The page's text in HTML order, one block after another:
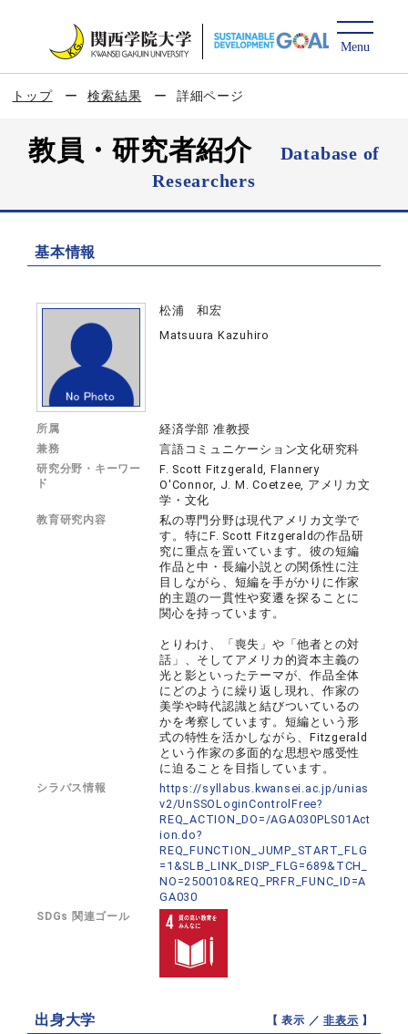
トップ 検索結果 詳細ページ
教員・研究者紹介
Database of
Researchers
基本情報
松浦 和宏
Matsuura Kazuhiro
所属 経済学部 准教授
兼務 言語コミュニケーション文化研究科
研究分野・キーワー
ド
F. Scott Fitzgerald, Flannery
O'Connor, J. M. Coetzee, アメリカ文
学・文化
教育研究内容
私の専門分野は現代アメリカ文学で
す。特にF. Scott Fitzgeraldの作品研
究に重点を置いています。彼の短編
作品と中・長編小説との関係性に注
目しながら、短編を手がかりに作家
的主題の一貫性や変遷を探ることに
関心を持っています。
とりわけ、「喪失」や「他者との対
話」、そしてアメリカ的資本主義の
光と影といったテーマが、作品全体
にどのように繰り返し現れ、作家の
美学や時代認識と結びついているの
かを考察しています。短編という形
式の特性を活かしながら、Fitzgerald
という作家の多面的な思想や感受性
に迫ることを目指しています。
シラバス情報
https://syllabus.kwansei.ac.jp/unias
v2/UnSSOLoginControlFree?
REQ_ACTION_DO=/AGA030PLS01Act
ion.do?
REQ_FUNCTION_JUMP_START_FLG
=1&SLB_LINK_DISP_FLG=689&TCH_
NO=250010&REQ_PRFR_FUNC_ID=A
GA030
SDGs 関連ゴール
出身大学 【 表示 ／非表示 】